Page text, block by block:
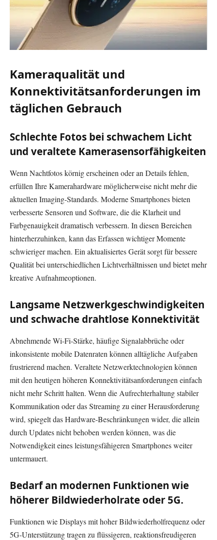
Kameraqualität und
Konnektivitätsanforderungen im
täglichen Gebrauch
Schlechte Fotos bei schwachem Licht
und veraltete Kamerasensorfähigkeiten
Wenn Nachtfotos körnig erscheinen oder an Details fehlen,
erfüllen Ihre Kamerahardware möglicherweise nicht mehr die
aktuellen Imaging-Standards. Moderne Smartphones bieten
verbesserte Sensoren und Software, die die Klarheit und
Farbgenauigkeit dramatisch verbessern. In diesen Bereichen
hinterherzuhinken, kann das Erfassen wichtiger Momente
schwieriger machen. Ein aktualisiertes Gerät sorgt für bessere
Qualität bei unterschiedlichen Lichtverhältnissen und bietet mehr
kreative Aufnahmeoptionen.
Langsame Netzwerkgeschwindigkeiten
und schwache drahtlose Konnektivität
Abnehmende Wi-Fi-Stärke, häufige Signalabbrüche oder
inkonsistente mobile Datenraten können alltägliche Aufgaben
frustrierend machen. Veraltete Netzwerktechnologien können
mit den heutigen höheren Konnektivitätsanforderungen einfach
nicht mehr Schritt halten. Wenn die Aufrechterhaltung stabiler
Kommunikation oder das Streaming zu einer Herausforderung
wird, spiegelt das Hardware-Beschränkungen wider, die allein
durch Updates nicht behoben werden können, was die
Notwendigkeit eines leistungsfähigeren Smartphones weiter
untermauert.
Bedarf an modernen Funktionen wie
höherer Bildwiederholrate oder 5G.
Funktionen wie Displays mit hoher Bildwiederholfrequenz oder
5G-Unterstützung tragen zu flüssigeren, reaktionsfreudigeren